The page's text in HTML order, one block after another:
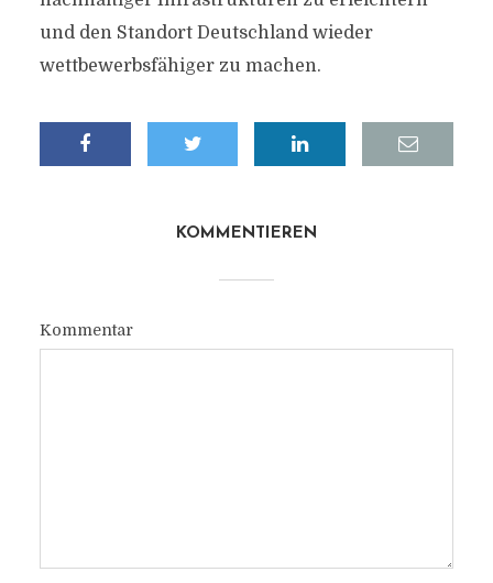
und den Standort Deutschland wieder
wettbewerbsfähiger zu machen.
KOMMENTIEREN
Kommentar